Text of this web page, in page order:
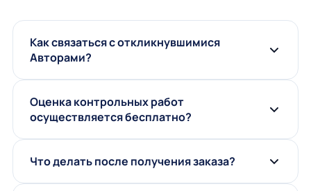
Как связаться с откликнувшимися
Авторами?
Оценка контрольных работ
осуществляется бесплатно?
Что делать после получения заказа?